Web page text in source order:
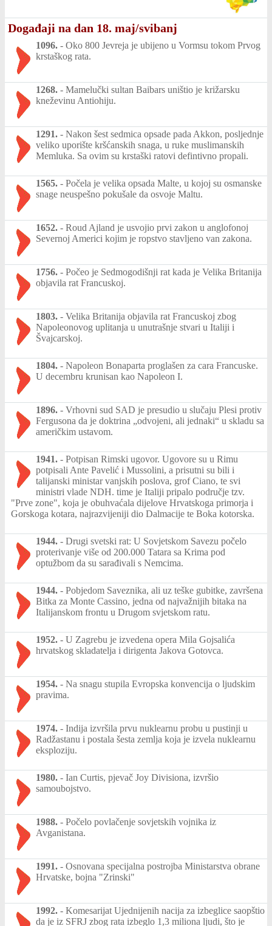
Događaji na dan 18. maj/svibanj
1096. - Oko 800 Jevreja je ubijeno u Vormsu tokom Prvog
krstaškog rata.
1268. - Mamelučki sultan Baibars uništio je križarsku
kneževinu Antiohiju.
1291. - Nakon šest sedmica opsade pada Akkon, posljednje
veliko uporište kršćanskih snaga, u ruke muslimanskih
Memluka. Sa ovim su krstaški ratovi defintivno propali.
1565. - Počela je velika opsada Malte, u kojoj su osmanske
snage neuspešno pokušale da osvoje Maltu.
1652. - Roud Ajland je usvojio prvi zakon u anglofonoj
Severnoj Americi kojim je ropstvo stavljeno van zakona.
1756. - Počeo je Sedmogodišnji rat kada je Velika Britanija
objavila rat Francuskoj.
1803. - Velika Britanija objavila rat Francuskoj zbog
Napoleonovog uplitanja u unutrašnje stvari u Italiji i
Švajcarskoj.
1804. - Napoleon Bonaparta proglašen za cara Francuske.
U decembru krunisan kao Napoleon I.
1896. - Vrhovni sud SAD je presudio u slučaju Plesi protiv
Fergusona da je doktrina „odvojeni, ali jednaki“ u skladu sa
američkim ustavom.
1941. - Potpisan Rimski ugovor. Ugovore su u Rimu
potpisali Ante Pavelić i Mussolini, a prisutni su bili i
talijanski ministar vanjskih poslova, grof Ciano, te svi
ministri vlade NDH. time je Italiji pripalo područje tzv.
"Prve zone", koja je obuhvaćala dijelove Hrvatskoga primorja i
Gorskoga kotara, najrazvijeniji dio Dalmacije te Boka kotorska.
1944. - Drugi svetski rat: U Sovjetskom Savezu počelo
proterivanje više od 200.000 Tatara sa Krima pod
optužbom da su sarađivali s Nemcima.
1944. - Pobjedom Saveznika, ali uz teške gubitke, završena
Bitka za Monte Cassino, jedna od najvažnijih bitaka na
Italijanskom frontu u Drugom svjetskom ratu.
1952. - U Zagrebu je izvedena opera Mila Gojsalića
hrvatskog skladatelja i dirigenta Jakova Gotovca.
1954. - Na snagu stupila Evropska konvencija o ljudskim
pravima.
1974. - Indija izvršila prvu nuklearnu probu u pustinji u
Radžastanu i postala šesta zemlja koja je izvela nuklearnu
eksploziju.
1980. - Ian Curtis, pjevač Joy Divisiona, izvršio
samoubojstvo.
1988. - Počelo povlačenje sovjetskih vojnika iz
Avganistana.
1991. - Osnovana specijalna postrojba Ministarstva obrane
Hrvatske, bojna "Zrinski"
1992. - Komesarijat Ujednijenih nacija za izbeglice saopštio
da je iz SFRJ zbog rata izbeglo 1,3 miliona ljudi, što je